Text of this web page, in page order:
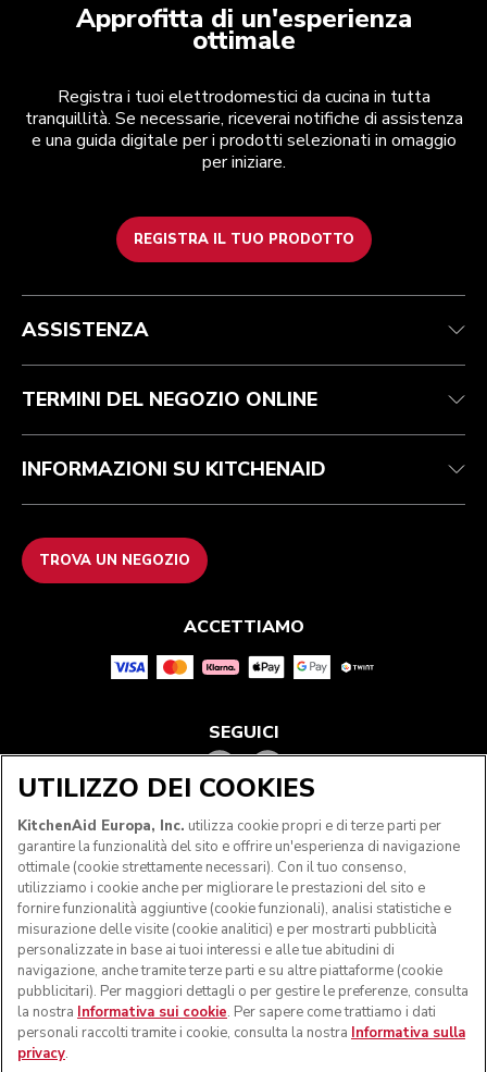
Approfitta di un'esperienza
ottimale
Registra i tuoi elettrodomestici da cucina in tutta
tranquillità. Se necessarie, riceverai notifiche di assistenza
e una guida digitale per i prodotti selezionati in omaggio
per iniziare.
REGISTRA IL TUO PRODOTTO
Assistenza clienti
Garanzia e documentazione
Contattaci
Termini e condizioni
Resi e rimborsi
Imprint
ODR
Per il marchio
Trova un negozio
ASSISTENZA
TERMINI DEL NEGOZIO ONLINE
INFORMAZIONI SU KITCHENAID
TROVA UN NEGOZIO
ACCETTIAMO
SEGUICI
© KitchenAid 2026 - Tutti i diritti riservati. KitchenAid e il
design della planetaria sono marchi commerciali negli Stati
Uniti e altrove.
UTILIZZO DEI COOKIES
KitchenAid Europa, Inc. utilizza cookie propri e di terze parti per
garantire la funzionalità del sito e offrire un'esperienza di navigazione
ottimale (cookie strettamente necessari). Con il tuo consenso,
utilizziamo i cookie anche per migliorare le prestazioni del sito e
fornire funzionalità aggiuntive (cookie funzionali), analisi statistiche e
misurazione delle visite (cookie analitici) e per mostrarti pubblicità
personalizzate in base ai tuoi interessi e alle tue abitudini di
navigazione, anche tramite terze parti e su altre piattaforme (cookie
pubblicitari). Per maggiori dettagli o per gestire le preferenze, consulta
la nostra Informativa sui cookie. Per sapere come trattiamo i dati
personali raccolti tramite i cookie, consulta la nostra Informativa sulla
privacy.